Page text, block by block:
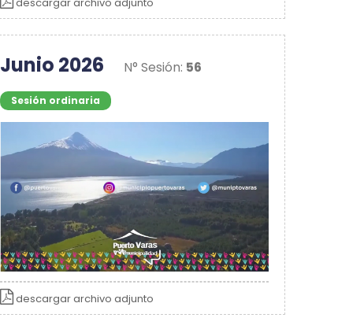
Junio 2026 N° Sesión: 56
Sesión ordinaria
descargar archivo adjunto